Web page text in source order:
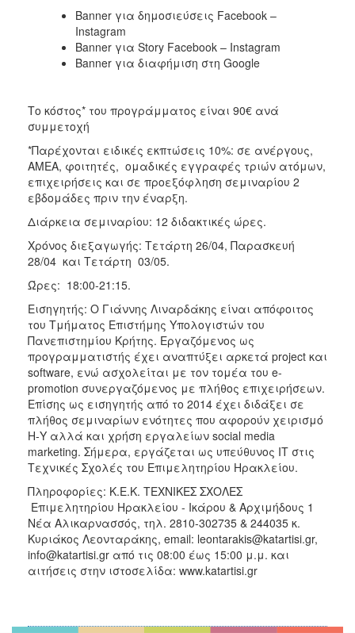
Banner για δημοσιεύσεις Facebook –
Instagram
Banner για Story Facebook – Instagram
Banner για διαφήμιση στη Google
Το κόστος* του προγράμματος είναι 90€ ανά
συμμετοχή
*Παρέχονται ειδικές εκπτώσεις 10%: σε ανέργους,
AMEA, φοιτητές, ομαδικές εγγραφές τριών ατόμων,
επιχειρήσεις και σε προεξόφληση σεμιναρίου 2
εβδομάδες πριν την έναρξη.
Διάρκεια σεμιναρίου: 12 διδακτικές ώρες.
Χρόνος διεξαγωγής: Τετάρτη 26/04, Παρασκευή
28/04 και Τετάρτη 03/05.
Ώρες: 18:00-21:15.
Εισηγητής: Ο Γιάννης Λιναρδάκης είναι απόφοιτος
του Τμήματος Επιστήμης Υπολογιστών του
Πανεπιστημίου Κρήτης. Εργαζόμενος ως
προγραμματιστής έχει αναπτύξει αρκετά project και
software, ενώ ασχολείται με τον τομέα του e-
promotion συνεργαζόμενος με πλήθος επιχειρήσεων.
Επίσης ως εισηγητής από το 2014 έχει διδάξει σε
πλήθος σεμιναρίων ενότητες που αφορούν χειρισμό
Η-Υ αλλά και χρήση εργαλείων social media
marketing. Σήμερα, εργάζεται ως υπεύθυνος ΙΤ στις
Τεχνικές Σχολές του Επιμελητηρίου Ηρακλείου.
Πληροφορίες: Κ.Ε.Κ. ΤΕΧΝΙΚΕΣ ΣΧΟΛΕΣ
Επιμελητηρίου Ηρακλείου - Ικάρου & Αρχιμήδους 1
Νέα Αλικαρνασσός, τηλ. 2810-302735 & 244035 κ.
Κυριάκος Λεονταράκης, email: leontarakis@katartisi.gr,
info@katartisi.gr από τις 08:00 έως 15:00 μ.μ. και
αιτήσεις στην ιστοσελίδα: www.katartisi.gr